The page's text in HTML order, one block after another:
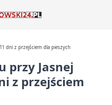
dni z przejściem dla pieszych
przy Jasnej
z przejściem